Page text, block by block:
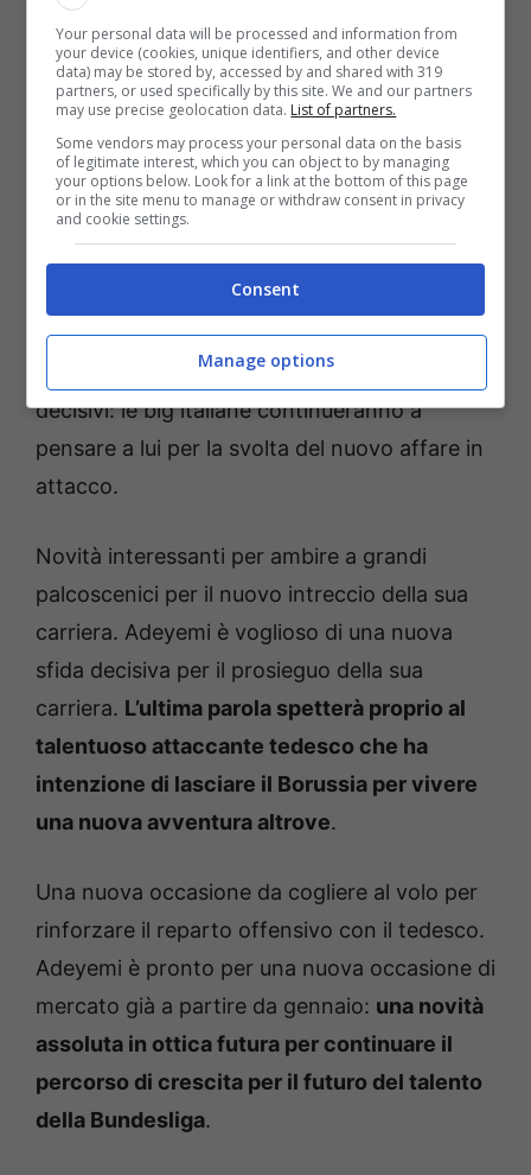
potrebbe arrivare la cessione a titolo
definitivo sulla base di 40 milioni di euro.
Il suo contratto è in scadenza nel giugno
2027, ma non ha intenzione di continuare il
suo percorso di crescita in Bundesliga:
nella seconda parte di stagione potrebbe
cambiare aria per un nuovo progetto
entusiasmante. Con la cura di Niko Kovac è
tornato subito protagonista con gol ed assist
decisivi: le big italiane continueranno a
pensare a lui per la svolta del nuovo affare in
attacco.
Novità interessanti per ambire a grandi
palcoscenici per il nuovo intreccio della sua
carriera. Adeyemi è voglioso di una nuova
sfida decisiva per il prosieguo della sua
carriera. L’ultima parola spetterà proprio al
talentuoso attaccante tedesco che ha
intenzione di lasciare il Borussia per vivere
una nuova avventura altrove.
Una nuova occasione da cogliere al volo per
rinforzare il reparto offensivo con il tedesco.
Adeyemi è pronto per una nuova occasione di
mercato già a partire da gennaio: una novità
assoluta in ottica futura per continuare il
percorso di crescita per il futuro del talento
della Bundesliga.
Your personal data will be processed and information from
your device (cookies, unique identifiers, and other device
data) may be stored by, accessed by and shared with 319
partners, or used specifically by this site. We and our partners
may use precise geolocation data. List of partners.
Some vendors may process your personal data on the basis
of legitimate interest, which you can object to by managing
your options below. Look for a link at the bottom of this page
or in the site menu to manage or withdraw consent in privacy
and cookie settings.
Consent
Manage options